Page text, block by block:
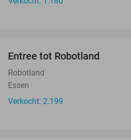
Entree tot Robotland
Robotland
Essen
Verkocht: 2.199